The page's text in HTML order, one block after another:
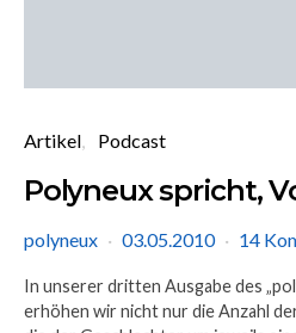
Artikel Podcast
Polyneux spricht,
polyneux 03.05.2010 14
In unserer dritten Ausgabe des
erhöhen wir nicht nur die Anzahl